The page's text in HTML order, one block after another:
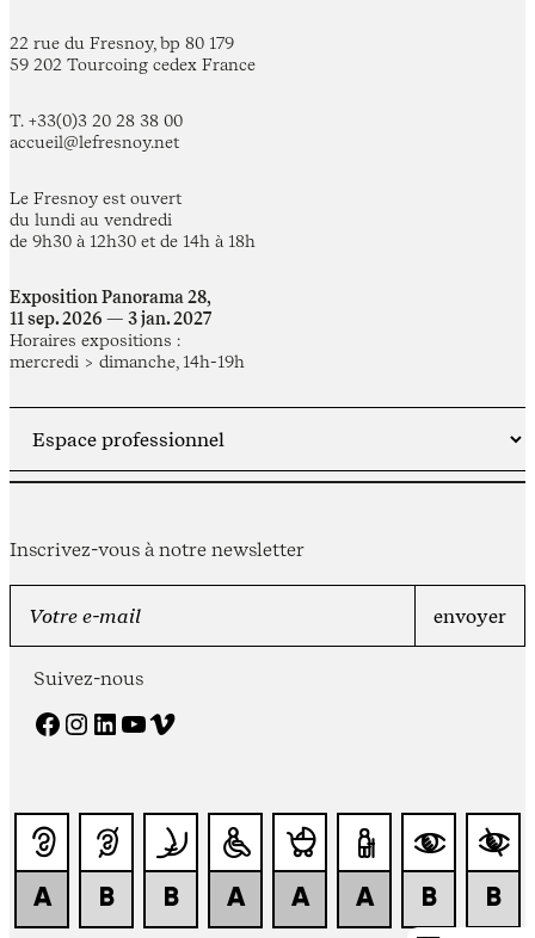
22 rue du Fresnoy, bp 80 179
59 202 Tourcoing cedex France
T. +33(0)3 20 28 38 00
accueil@lefresnoy.net
Le Fresnoy est ouvert
du lundi au vendredi
de 9h30 à 12h30 et de 14h à 18h
Exposition Panorama 28,
11 sep. 2026 — 3 jan. 2027
Horaires expositions :
mercredi > dimanche, 14h-19h
Inscrivez-vous à notre newsletter
Suivez-nous
Facebook Instagram LinkedIn YouTube Vimeo